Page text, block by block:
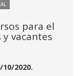
para el
y vacantes
2020.